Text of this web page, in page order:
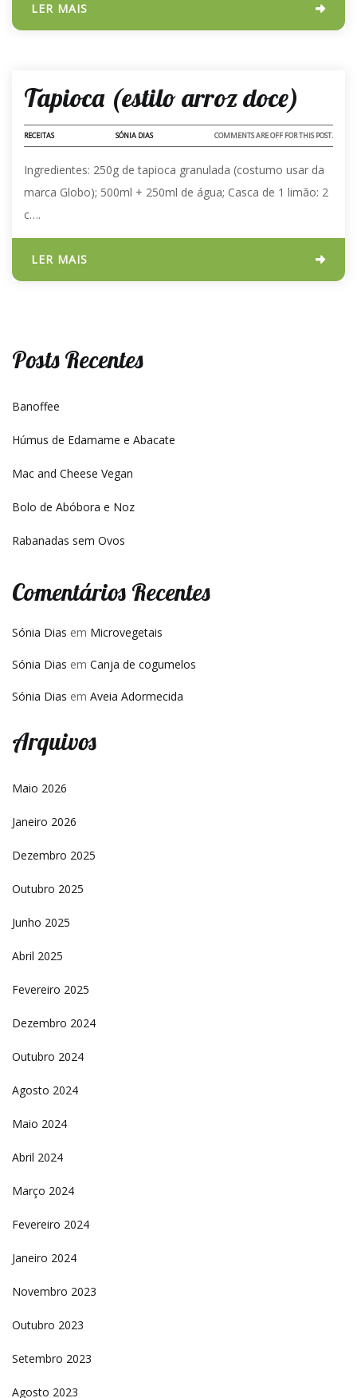
LER MAIS
Tapioca (estilo arroz doce)
RECEITAS SÓNIA DIAS COMMENTS ARE OFF FOR THIS POST.
Ingredientes: 250g de tapioca granulada (costumo usar da
marca Globo); 500ml + 250ml de água; Casca de 1 limão: 2
c….
LER MAIS
Posts Recentes
Banoffee
Húmus de Edamame e Abacate
Mac and Cheese Vegan
Bolo de Abóbora e Noz
Rabanadas sem Ovos
Comentários Recentes
Sónia Dias em Microvegetais
Sónia Dias em Canja de cogumelos
Sónia Dias em Aveia Adormecida
Arquivos
Maio 2026
Janeiro 2026
Dezembro 2025
Outubro 2025
Junho 2025
Abril 2025
Fevereiro 2025
Dezembro 2024
Outubro 2024
Agosto 2024
Maio 2024
Abril 2024
Março 2024
Fevereiro 2024
Janeiro 2024
Novembro 2023
Outubro 2023
Setembro 2023
Agosto 2023